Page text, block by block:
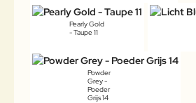
Pearly Gold
- Taupe 11
Powder
Grey -
Poeder
Grijs 14